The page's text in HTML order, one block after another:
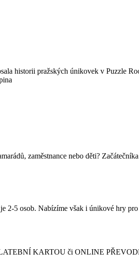
historii pražských únikovek v Puzzle
zaměstnance nebo děti?
2-5 osob. Nabízíme však i únikové hry
KARTOU či ONLINE